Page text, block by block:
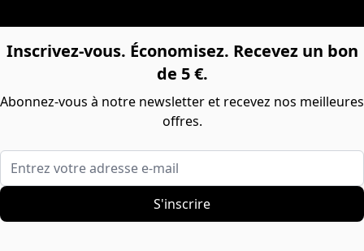
Inscrivez-vous. Économisez. Recevez un bon
de 5 €.
Abonnez-vous à notre newsletter et recevez nos meilleures
offres.
Entrez votre adresse e-mail
S'inscrire